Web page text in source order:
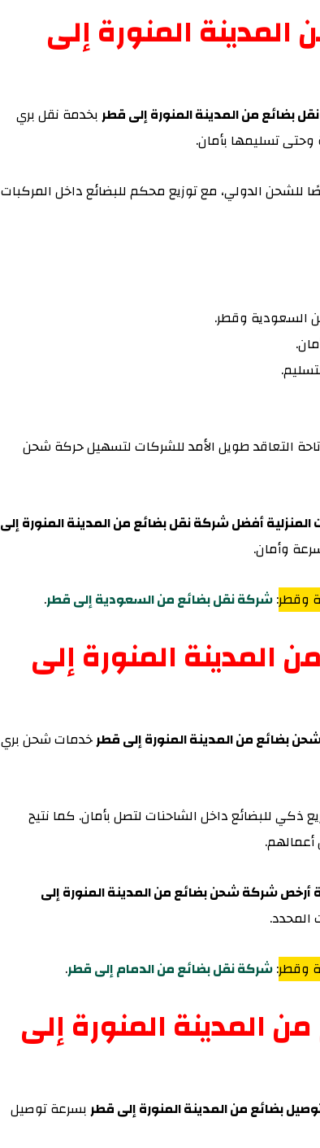
المنورة إلى
بضائع من المدينة المنورة إلى قطربخدمة نقل بري
تسليمها بأمان.
الدولي، مع توزيع محكم للبضائع داخل المركبات
السعودية وقطر.
التعاقد طويل الأمد للشركات لتسهيل حركة شحن
أفضل شركة نقل بضائع من المدينة المنورة إلى
وأمان.
وقطر:شركة نقل بضائع من السعودية إلى قطر.
المنورة إلى
بضائع من المدينة المنورة إلى قطرخدمات شحن بري
للبضائع داخل الشاحنات لتصل بأمان. كما نتيح
أرخص شركة شحن بضائع من المدينة المنورة إلى
وقطر:شركة نقل بضائع من الدمام إلى قطر.
المدينة المنورة إلى
بضائع من المدينة المنورة إلى قطربسرعة توصيل